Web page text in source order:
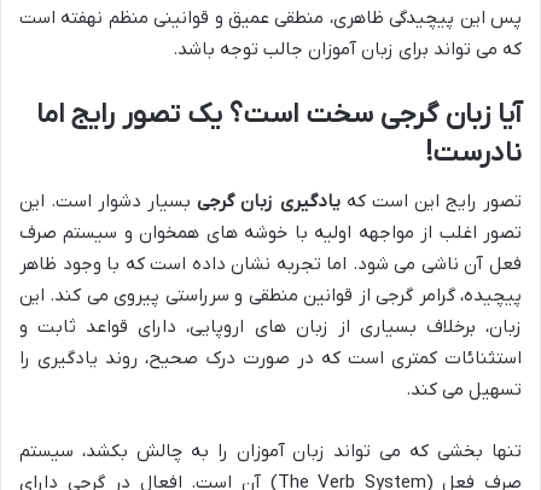
پس این پیچیدگی ظاهری، منطقی عمیق و قوانینی منظم نهفته است
که می تواند برای زبان آموزان جالب توجه باشد.
آیا زبان گرجی سخت است؟ یک تصور رایج اما
نادرست!
تصور رایج این است کهیادگیری زبان گرجیبسیار دشوار است. این
تصور اغلب از مواجهه اولیه با خوشه های همخوان و سیستم صرف
فعل آن ناشی می شود. اما تجربه نشان داده است که با وجود ظاهر
پیچیده، گرامر گرجی از قوانین منطقی و سرراستی پیروی می کند. این
زبان، برخلاف بسیاری از زبان های اروپایی، دارای قواعد ثابت و
استثنائات کمتری است که در صورت درک صحیح، روند یادگیری را
تسهیل می کند.
تنها بخشی که می تواند زبان آموزان را به چالش بکشد، سیستم
صرف فعل (The Verb System) آن است. افعال در گرجی دارای